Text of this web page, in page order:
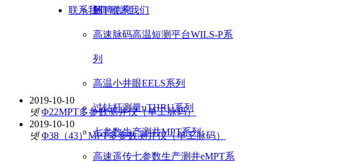
列
高速脉码高温短测平台WILS-P系
列
高温小井眼EELS系列
过钻杆测量uTHRU系列
七参数生产测井MPT系列
高速遥传七参数生产测井eMPT系
招聘信息
联系我们 联系我们
2019-10-10
넷 Φ22MPT多参数测井仪（单工脉码）
2019-10-10
넷 Φ38（43）MPT多参数测井仪（单工脉码）